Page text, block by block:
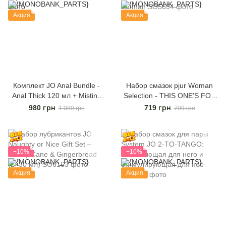
Акция
Комплект JO Anal Bundle -
Anal Thick 120 мл + Misting
Toy Cleaner 120 мл
980 грн 1 089 грн
Акция
Набор смазок pjur Woman
Selection - THIS ONE'S FOR
YOU, 3 вида смазок серии
719 грн 799 грн
−10%
Акция
−10%
Акция